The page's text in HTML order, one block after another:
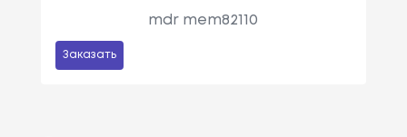
mdr mem82110
Заказать